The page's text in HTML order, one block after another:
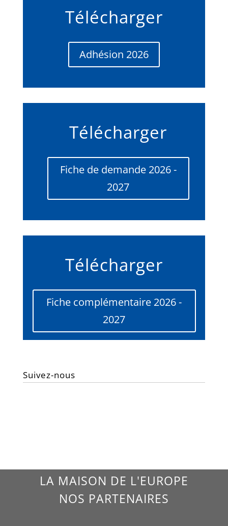
Télécharger
Adhésion 2026
Télécharger
Fiche de demande 2026 -
2027
Télécharger
Fiche complémentaire 2026 -
2027
Suivez-nous
LA MAISON DE L'EUROPE
NOS PARTENAIRES